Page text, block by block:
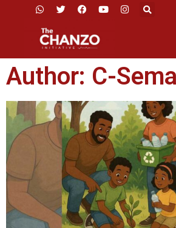
Author: C-Sema